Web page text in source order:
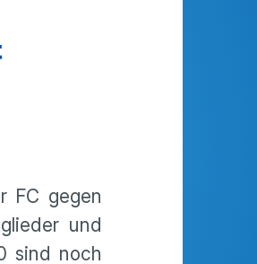
FC gegen
und
sind noch